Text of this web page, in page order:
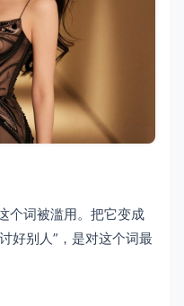
个词被滥用。把它变成
好别人”，是对这个词最